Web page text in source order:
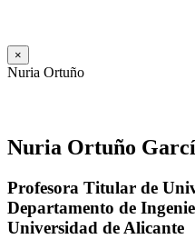
×
Nuria Ortuño
Nuria Ortuño
Profesora Titular de
Departamento de
Universidad de Alicante